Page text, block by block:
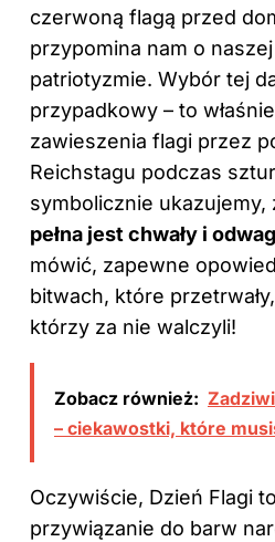
czerwoną flagą przed
przypomina nam o
patriotyzmie. Wybór tej
przypadkowy – to
zawieszenia flagi przez
Reichstagu podczas
symbolicznie ukazujemy,
pełna jest chwały i
mówić, zapewne
bitwach, które
którzy za nie walczyli!
Zobacz również:
– ciekawostki, które
Oczywiście, Dzień Flagi
przywiązanie do barw